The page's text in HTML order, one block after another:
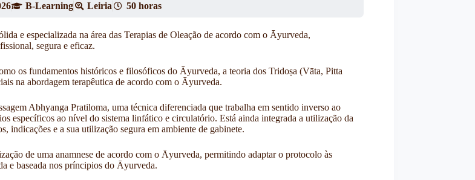
B-Learning Leiria 50 horas
e especializada na área das Terapias de Oleação de acordo com o Āyurveda,
segura e eficaz.
os fundamentos históricos e filosóficos do Āyurveda, a teoria dos Tridoṣa (Vāta, Pitta
na abordagem terapêutica de acordo com o Āyurveda.
Abhyanga Pratiloma, uma técnica diferenciada que trabalha em sentido inverso ao
específicos ao nível do sistema linfático e circulatório. Está ainda integrada a utilização da
indicações e a sua utilização segura em ambiente de gabinete.
de uma anamnese de acordo com o Āyurveda, permitindo adaptar o protocolo às
e baseada nos príncipios do Āyurveda.